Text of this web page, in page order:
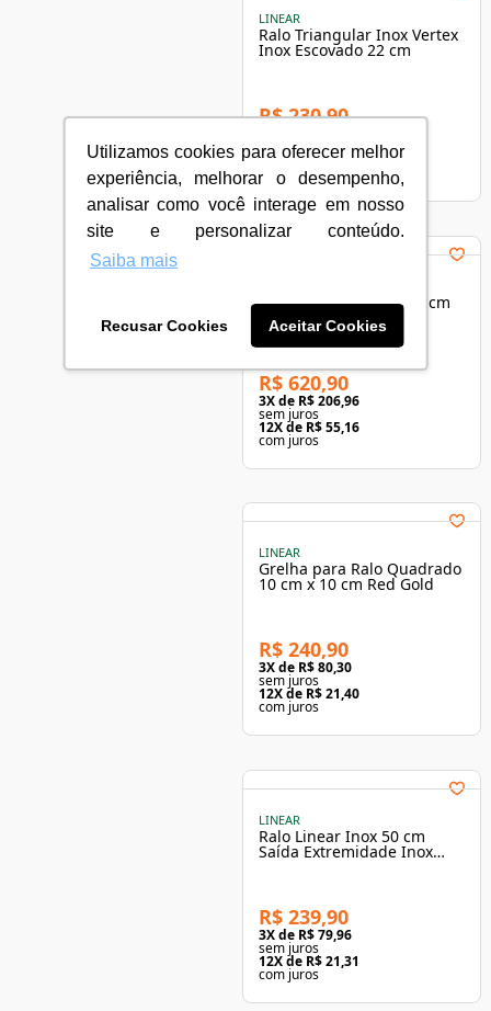
Utilizamos cookies para oferecer melhor
experiência, melhorar o desempenho,
analisar como você interage em nosso
site e personalizar conteúdo.
Saiba mais
Recusar Cookies Aceitar Cookies
LINEAR
Ralo Triangular Inox Vertex
Inox Escovado 22 cm
R$ 230,90
sem juros
12X de R$ 20,51
com juros
Ralo Linear Oculto 120 cm
Base PVC Infinity
R$ 620,90
3X de R$ 206,96
sem juros
12X de R$ 55,16
com juros
LINEAR
Grelha para Ralo Quadrado
10 cm x 10 cm Red Gold
R$ 240,90
3X de R$ 80,30
sem juros
12X de R$ 21,40
com juros
LINEAR
Ralo Linear Inox 50 cm
Saída Extremidade Inox
R$ 239,90
3X de R$ 79,96
sem juros
12X de R$ 21,31
com juros